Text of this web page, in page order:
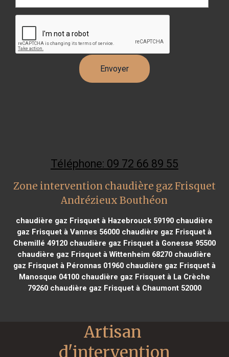
Téléphone: 09 72 66 89 55
Zone intervention chaudière gaz Frisquet
Andrézieux Bouthéon
chaudière gaz Frisquet à Hazebrouck 59190 chaudière
gaz Frisquet à Vannes 56000 chaudière gaz Frisquet à
Chemillé 49120chaudière gaz Frisquet à Gonesse 95500
chaudière gaz Frisquet à Wittenheim 68270 chaudière
gaz Frisquet à Péronnas 01960chaudière gaz Frisquet à
Manosque 04100chaudière gaz Frisquet à La Crèche
79260chaudière gaz Frisquet à Chaumont 52000
Artisan
d'intervention